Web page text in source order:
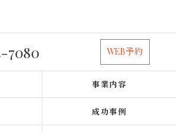
7080 WEB予約
事業内容
成功事例